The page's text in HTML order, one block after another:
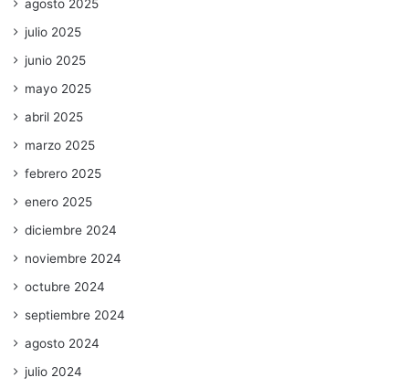
agosto 2025
julio 2025
junio 2025
mayo 2025
abril 2025
marzo 2025
febrero 2025
enero 2025
diciembre 2024
noviembre 2024
octubre 2024
septiembre 2024
agosto 2024
julio 2024